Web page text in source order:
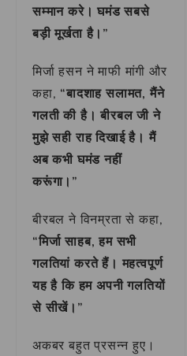
सम्मान करे। घमंड सबसे
बड़ी मूर्खता है।”
मिर्जा हसन ने माफी मांगी और
कहा, “बादशाह सलामत, मैंने
गलती की है। बीरबल जी ने
मुझे सही राह दिखाई है। मैं
अब कभी घमंड नहीं
करूंगा।”
बीरबल ने विनम्रता से कहा,
“मिर्जा साहब, हम सभी
गलतियां करते हैं। महत्वपूर्ण
यह है कि हम अपनी गलतियों
से सीखें।”
अकबर बहुत प्रसन्न हुए।